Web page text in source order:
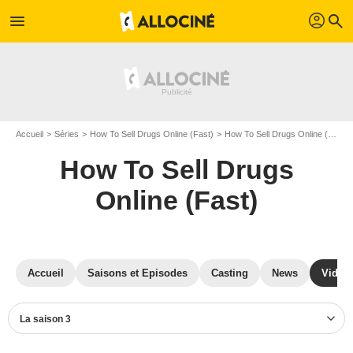
menu profil search
Accueil Séries How To Sell Drugs Online (Fast) How To Sell Drugs Online (Fast) S03
How To Sell Drugs
Online (Fast)
Accueil Saisons et Episodes Casting News
La saison 3